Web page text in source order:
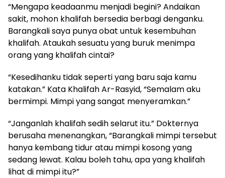
“Mengapa keadaanmu menjadi begini? Andaikan
sakit, mohon khalifah bersedia berbagi denganku.
Barangkali saya punya obat untuk kesembuhan
khalifah. Ataukah sesuatu yang buruk menimpa
orang yang khalifah cintai?
“Kesedihanku tidak seperti yang baru saja kamu
katakan.” Kata Khalifah Ar-Rasyid, “Semalam aku
bermimpi. Mimpi yang sangat menyeramkan.”
“Janganlah khalifah sedih selarut itu.” Dokternya
berusaha menenangkan, “Barangkali mimpi tersebut
hanya kembang tidur atau mimpi kosong yang
sedang lewat. Kalau boleh tahu, apa yang khalifah
lihat di mimpi itu?”